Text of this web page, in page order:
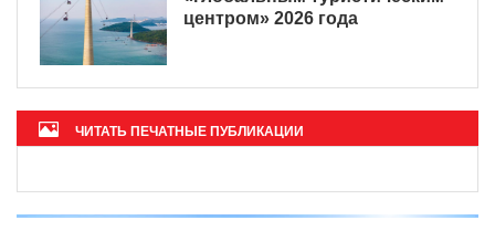
центром» 2026 года
ЧИТАТЬ ПЕЧАТНЫЕ ПУБЛИКАЦИИ